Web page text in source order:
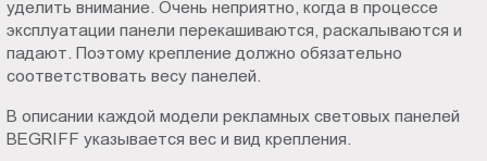
уделить внимание. Очень неприятно, когда в процессе
эксплуатации панели перекашиваются, раскалываются и
падают. Поэтому крепление должно обязательно
соответствовать весу панелей.
В описании каждой модели рекламных световых панелей
BEGRIFF указывается вес и вид крепления.